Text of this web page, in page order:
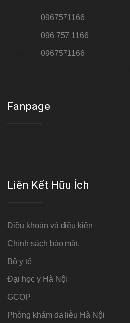
0967571166
096 757 1166
0967571166
Fanpage
Liên Kết Hữu Ích
Điều khoản và điều kiện
Chính sách bảo mật.
Bộ y tế
Đại học y Hà Nội
GCOP
Phòng khám da liễu Hà Nội